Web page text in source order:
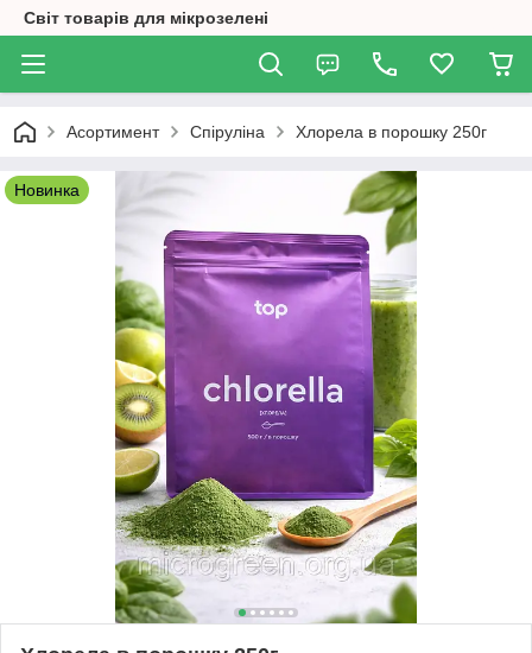
Світ товарів для мікрозелені
Асортимент Спіруліна Хлорела в порошку 250г
Новинка